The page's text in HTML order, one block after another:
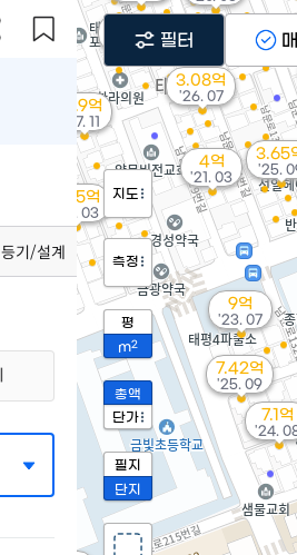
3.08억
'26. 07
7.42억
'25. 09
3.65
'25.
2.35억
'25. 03
7.1억
'24.
9억
'23. 07
4억
'21. 03
'21. 02
2.9억
'17. 11
지도
측정
평
m2
총액
단가
필지
단지
필터
등기/설계